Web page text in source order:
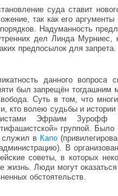
суда ставит
так как его
Надуманность
дел Линда Мурниес,
предпосылок для запрета.
данного
был запрещён тогдашним
Суть в том, что
кто волею судьбы и
Эфраим Зурофф
группой.
служил в Капо
В
советы, в которых
жизнь. Люди могут
обстоятельств.